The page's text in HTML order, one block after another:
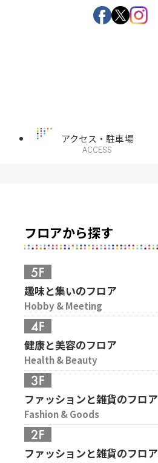
アクセス・駐車場
ACCESS
フロアから探す
趣味と集いのフロア
Hobby & Meeting
健康と美容のフロア
Health & Beauty
ファッションと雑貨のフロア
Fashion & Goods
ファッションと雑貨のフロア